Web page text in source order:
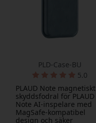
PLD-Case-BU
5.0
PLAUD Note magnetiskt
skyddsfodral för PLAUD
Note AI-inspelare med
MagSafe-kompatibel
design och säker